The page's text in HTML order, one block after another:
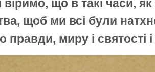
що в такі часи, як
щоб ми всі були
правди, миру і святості